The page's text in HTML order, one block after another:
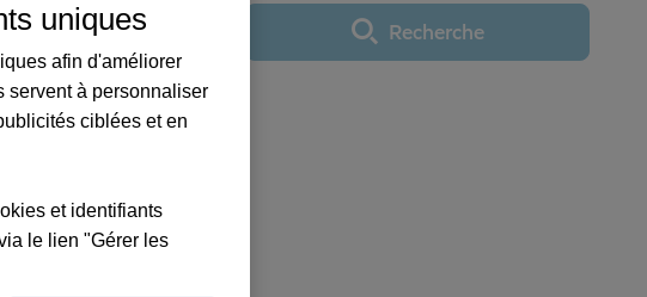
Utiliser ma positionRecherche
uniques
afin d'améliorer
servent à personnaliser
ciblées et en
et identifiants
le lien "Gérer les